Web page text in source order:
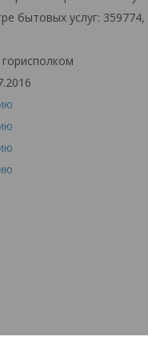
бытовых услуг: 359774,